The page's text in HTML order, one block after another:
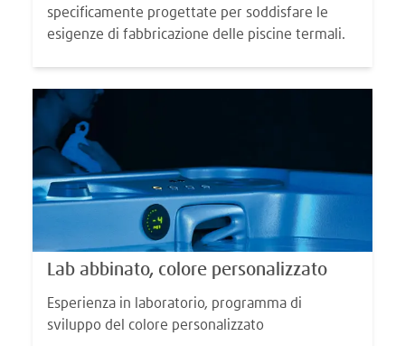
specificamente progettate per soddisfare le
esigenze di fabbricazione delle piscine termali.
Lab abbinato, colore personalizzato
Esperienza in laboratorio, programma di
sviluppo del colore personalizzato